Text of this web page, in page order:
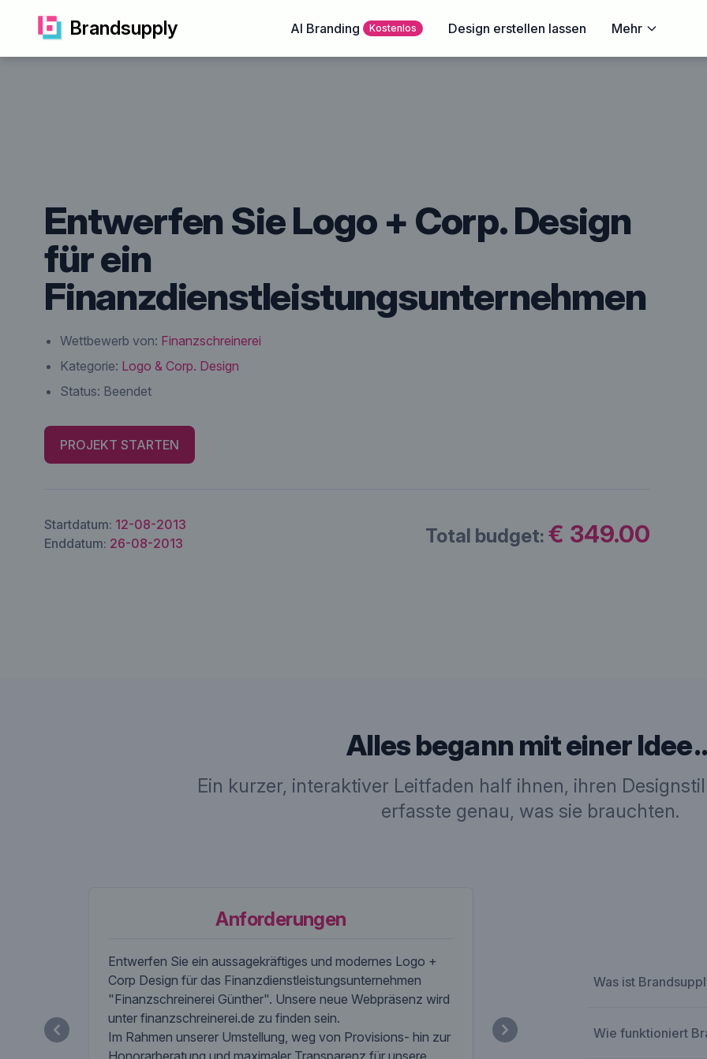
Brandsupply AI Branding Kostenlos Design erstellen lassen Mehr
Entwerfen Sie Logo + Corp. Design
für ein
Finanzdienstleistungsunternehmen
Wettbewerb von: Finanzschreinerei
Kategorie: Logo & Corp. Design
Status: Beendet
PROJEKT STARTEN
Startdatum: 12-08-2013
Enddatum: 26-08-2013 Total budget: € 349.00
Alles begann mit einer Idee
Ein kurzer, interaktiver Leitfaden half ihnen, ihren
erfasste genau, was sie brauchten.
Anforderungen
Entwerfen Sie ein aussagekräftiges und modernes Logo +
Corp Design für das Finanzdienstleistungsunternehmen
"Finanzschreinerei Günther". Unsere neue Webpräsenz wird
unter finanzschreinerei.de zu finden sein.
Im Rahmen unserer Umstellung, weg von Provisions- hin zur
Honorarberatung und maximaler Transparenz für unsere
Unser Fokus liegt auf der
Wir schaffen finanzielle
Unsere Dienstleistungen werden
Was ist
Wie funktioniert